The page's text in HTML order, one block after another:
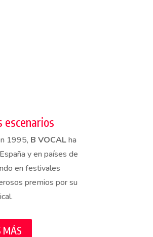
escenarios
1995, B VOCALha
y en países de
en festivales
premios por su
MÁS